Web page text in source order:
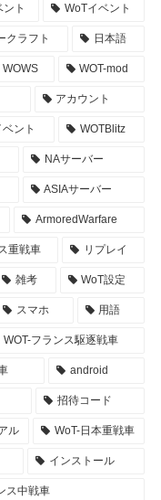
ント WoTイベント
クラフト 日本語
WOWS WOT-mod
アカウント
ント WOTBlitz
NAサーバー
ASIAサーバー
ArmoredWarfare
重戦車 リプレイ
雑考 WoT設定
スマホ 用語
WOT-フランス駆逐戦車
android
招待コード
ル WoT-日本重戦車
インストール
ス中戦車